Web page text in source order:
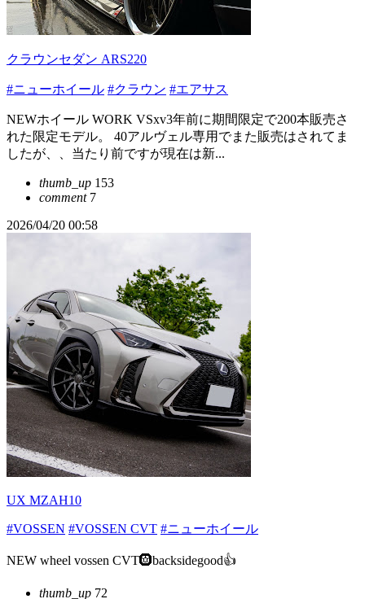
クラウンセダン ARS220
#ニューホイール #クラウン #エアサス
NEWホイール WORK VSxv3年前に期間限定で200本販売さ
れた限定モデル。 40アルヴェル専用でまた販売はされてま
したが、、当たり前ですが現在は新...
thumb_up 153
comment7
2026/04/20 00:58
UX MZAH10
#VOSSEN #VOSSEN CVT #ニューホイール
NEW wheel vossen CVT🛞backsidegood👍
thumb_up 72